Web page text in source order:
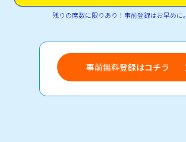
残りの席数に限りあり！事前登録はお早めに。
事前無料登録はコチラ